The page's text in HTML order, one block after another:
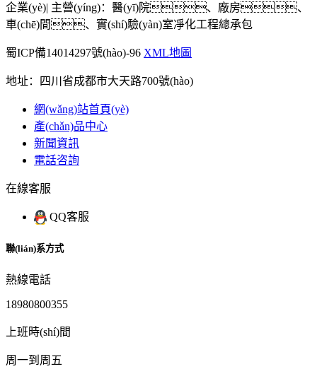
企業(yè)| 主營(yíng)：醫(yī)院、廠房、
車(chē)間、實(shí)驗(yàn)室凈化工程總承包
蜀ICP備14014297號(hào)-96 XML地圖
地址：四川省成都市大天路700號(hào)
網(wǎng)站首頁(yè)
產(chǎn)品中心
新聞資訊
電話咨詢
在線客服
QQ客服
聯(lián)系方式
熱線電話
18980800355
上班時(shí)間
周一到周五